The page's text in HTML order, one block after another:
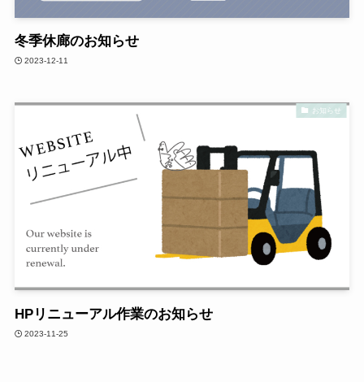
冬季休廊のお知らせ
2023-12-11
お知らせ
HPリニューアル作業のお知らせ
2023-11-25